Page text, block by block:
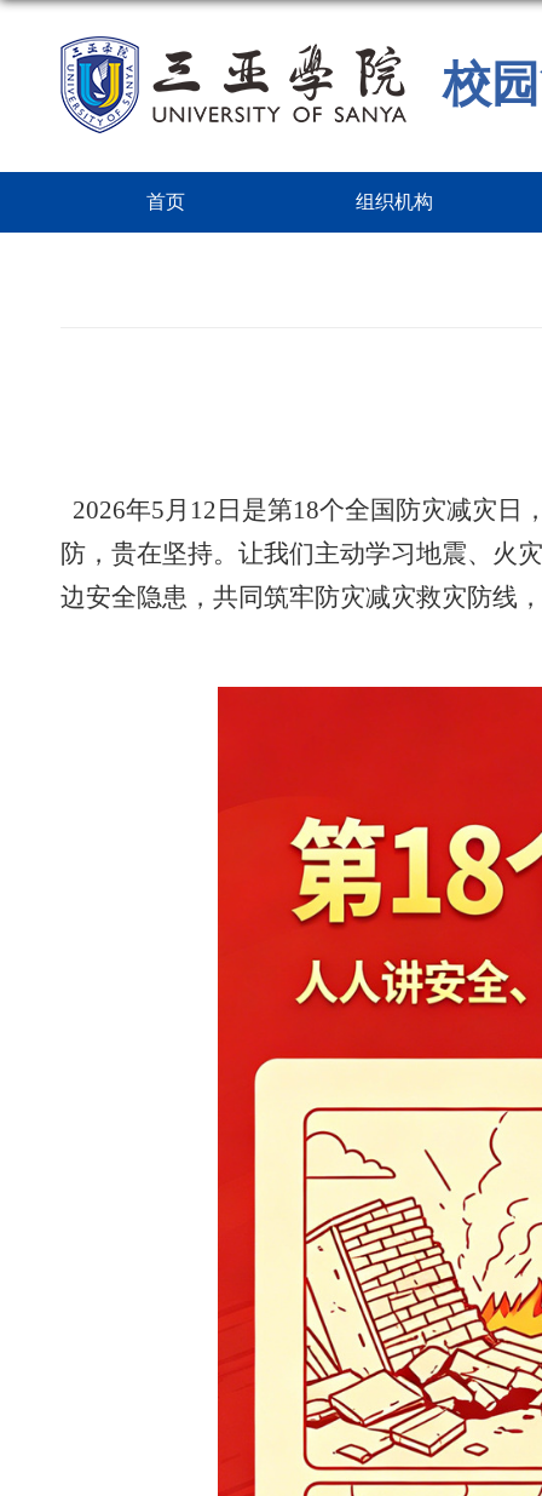
校
首页 组织机构
2026年5月12日是第18个全国防灾减灾
防，贵在坚持。让我们主动学习地震、火
边安全隐患，共同筑牢防灾减灾救灾防线